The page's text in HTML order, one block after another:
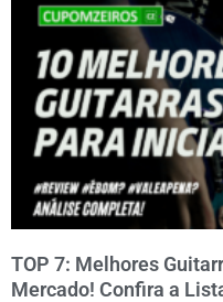
TOP 7: Melhores
Mercado! Confira a